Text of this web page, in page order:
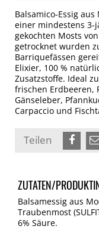
Balsamico-Essig
einer mindestens 3-
gekochten Mosts
getrocknet wurden
Barriquefässen
Elixier, 100 %
Zusatzstoffe. Ideal
frischen Erdbeeren,
Gänseleber,
Carpaccio und
Teilen
ZUTATEN/
Balsamessig aus
Traubenmost
6% Säure.